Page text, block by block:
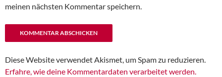
meinen nächsten Kommentar speichern.
Diese Website verwendet Akismet, um Spam zu reduzieren.
Erfahre, wie deine Kommentardaten verarbeitet werden.